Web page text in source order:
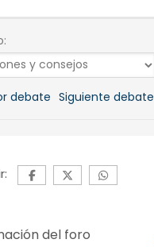
debate Siguiente debate
del foro